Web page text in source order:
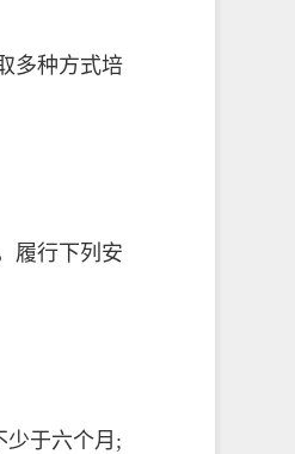
多种方式培
履行下列安
少于六个月;